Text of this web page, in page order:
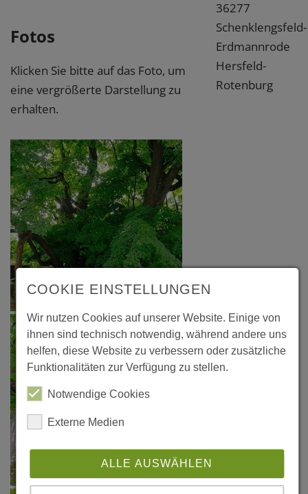
Fotos
Klicken Sie bitte auf das Foto, um
eine vergrößerte Darstellung zu
erhalten.
36277
Schenklengsfeld-
Erdmannrode
Hersfeld-
Rotenburg
COOKIE EINSTELLUNGEN
Wir nutzen Cookies auf unserer Website. Einige von
ihnen sind technisch notwendig, während andere uns
helfen, diese Website zu verbessern oder zusätzliche
Funktionalitäten zur Verfügung zu stellen.
Notwendige Cookies
Externe Medien
ALLE AUSWÄHLEN